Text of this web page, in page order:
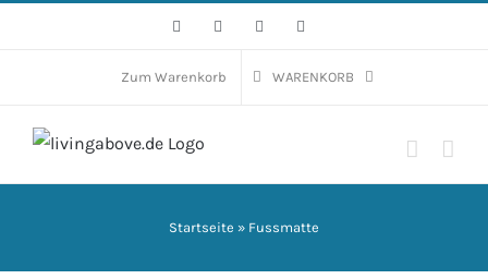
FacebookInstagramWhatsApp
Zum Warenkorb WARENKORB
Startseite » Fussmatte